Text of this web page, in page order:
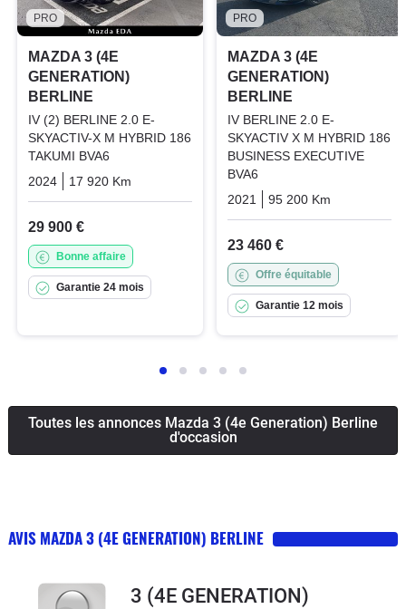
PRO
MAZDA 3 (4E
GENERATION)
BERLINE
IV (2) BERLINE 2.0 E-
SKYACTIV-X M HYBRID 186
TAKUMI BVA6
2024
17 920 Km Essence
29 900 €
Bonne affaire
Garantie 24 mois
PRO
MAZDA 3 (4E
GENERATION)
BERLINE
IV BERLINE 2.0 E-
SKYACTIV X M HYBRID 186
BUSINESS EXECUTIVE
BVA6
2021
95 200 Km
23 460 €
Offre équitable
Garantie 12 mois
Toutes les annonces Mazda 3 (4e Generation) Berline
d'occasion
AVIS MAZDA 3 (4E GENERATION) BERLINE
3 (4E GENERATION)